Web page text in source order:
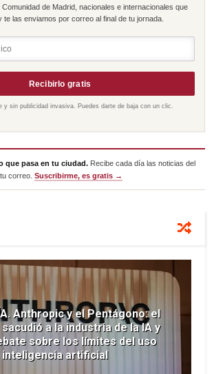
de Madrid, nacionales e internacionales que
las enviamos por correo al final de tu jornada.
Recibirlo gratis
y sin publicidad invasiva. Puedes darte de baja con un clic.
que pasa en tu ciudad. Recibe cada día las noticias del
tu correo.Suscribirme, es gratis →
Anthropic y el Pentágono: el
a la industria de la IA y
sobre los límites del uso
inteligencia artificial